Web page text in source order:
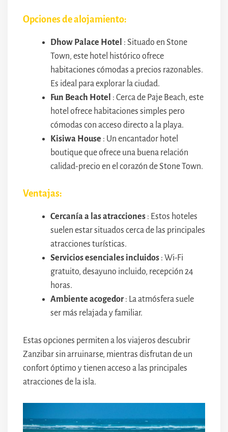
Opciones de alojamiento:
Dhow Palace Hotel : Situado en Stone
Town, este hotel histórico ofrece
habitaciones cómodas a precios razonables.
Es ideal para explorar la ciudad.
Fun Beach Hotel : Cerca de Paje Beach, este
hotel ofrece habitaciones simples pero
cómodas con acceso directo a la playa.
Kisiwa House : Un encantador hotel
boutique que ofrece una buena relación
calidad-precio en el corazón de Stone Town.
Ventajas:
Cercanía a las atracciones : Estos hoteles
suelen estar situados cerca de las principales
atracciones turísticas.
Servicios esenciales incluidos : Wi-Fi
gratuito, desayuno incluido, recepción 24
horas.
Ambiente acogedor: La atmósfera suele
ser más relajada y familiar.
Estas opciones permiten a los viajeros descubrir
Zanzibar sin arruinarse, mientras disfrutan de un
confort óptimo y tienen acceso a las principales
atracciones de la isla.